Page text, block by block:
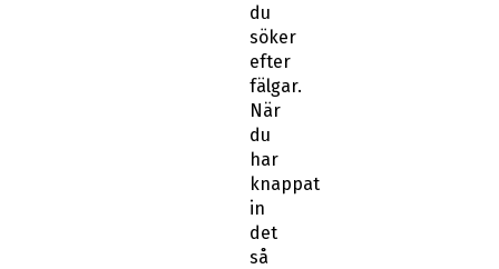
du
söker
efter
fälgar.
När
du
har
knappat
in
det
så